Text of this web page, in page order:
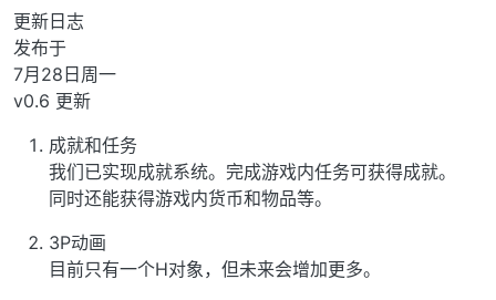
更新日志
发布于
7月28日周一
v0.6 更新
成就和任务
我们已实现成就系统。完成游戏内任务可获得成就。
同时还能获得游戏内货币和物品等。
3P动画
目前只有一个H对象，但未来会增加更多。